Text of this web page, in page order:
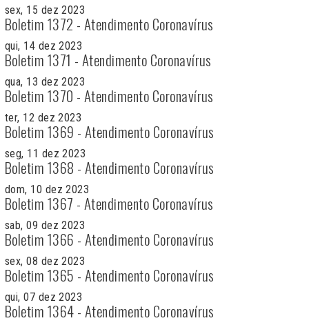
sex, 15 dez 2023
Boletim 1372 - Atendimento Coronavírus
qui, 14 dez 2023
Boletim 1371 - Atendimento Coronavírus
qua, 13 dez 2023
Boletim 1370 - Atendimento Coronavírus
ter, 12 dez 2023
Boletim 1369 - Atendimento Coronavírus
seg, 11 dez 2023
Boletim 1368 - Atendimento Coronavírus
dom, 10 dez 2023
Boletim 1367 - Atendimento Coronavírus
sab, 09 dez 2023
Boletim 1366 - Atendimento Coronavírus
sex, 08 dez 2023
Boletim 1365 - Atendimento Coronavírus
qui, 07 dez 2023
Boletim 1364 - Atendimento Coronavírus